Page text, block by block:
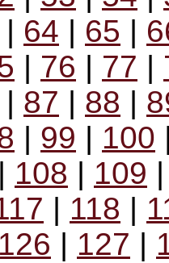
| 64 | 65 |
| 76 | 77 |
| 87 | 88 |
| 99 | 100
| 108 | 109
| 118 |
126 | 127 |